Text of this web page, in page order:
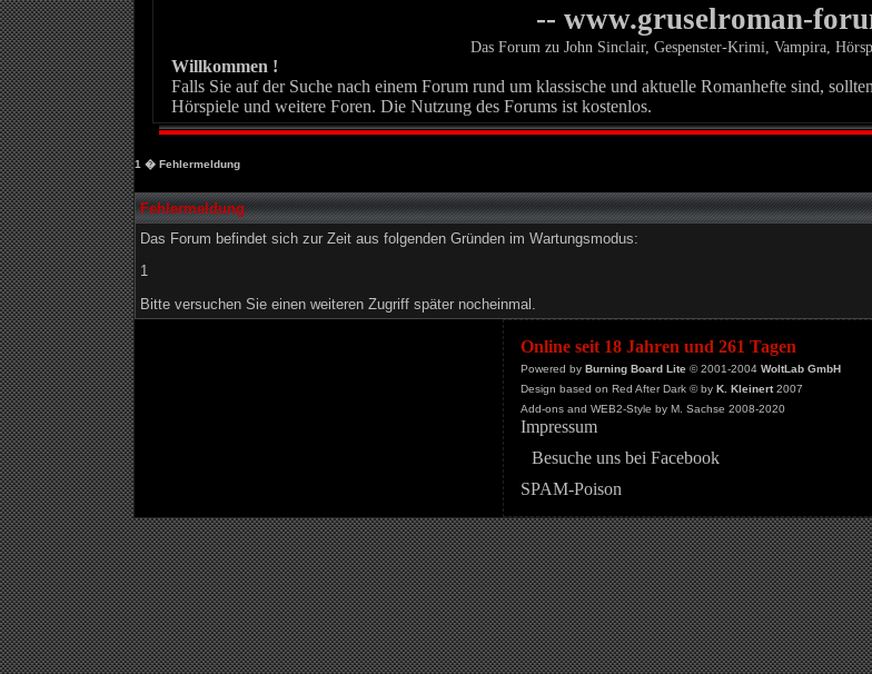
-- www.gruselroman-
Das Forum zu John Sinclair, Gespenster-Krimi, Vampira,
Willkommen !
Falls Sie auf der Suche nach einem Forum rund um klassische und aktuelle Romanhefte sind,
Hörspiele und weitere Foren. Die Nutzung des Forums ist kostenlos.
1 � Fehlermeldung
Fehlermeldung
Das Forum befindet sich zur Zeit aus folgenden Gründen im Wartungsmodus:
1
Bitte versuchen Sie einen weiteren Zugriff später nocheinmal.
Online seit 18 Jahren und 261 Tagen
Powered by Burning Board Lite© 2001-2004 WoltLab GmbH
Design based on Red After Dark © by K. Kleinert2007
Add-ons and WEB2-Style by M. Sachse 2008-2020
Impressum
Besuche uns bei Facebook
SPAM-Poison